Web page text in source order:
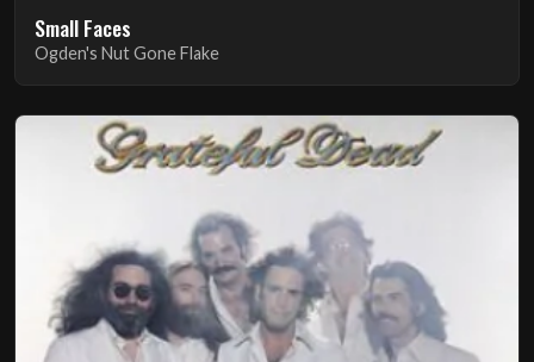
Small Faces
Ogden's Nut Gone Flake